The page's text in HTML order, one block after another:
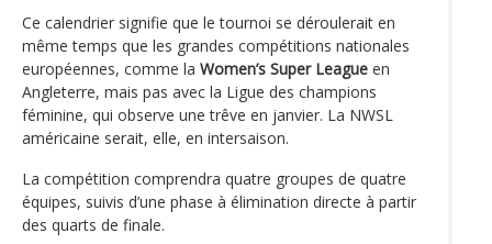
Ce calendrier signifie que le tournoi se déroulerait en
même temps que les grandes compétitions nationales
européennes, comme la Women’s Super League en
Angleterre, mais pas avec la Ligue des champions
féminine, qui observe une trêve en janvier. La NWSL
américaine serait, elle, en intersaison.
La compétition comprendra quatre groupes de quatre
équipes, suivis d’une phase à élimination directe à partir
des quarts de finale.